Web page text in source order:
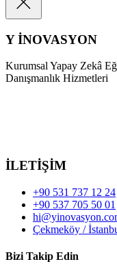
Y İNOVASYON
Kurumsal Yapay Zekâ
Danışmanlık Hizmetleri
İLETİŞİM
+90 531 737 12 24
+90 537 705 50 01
Çekmeköy /
Bizi Takip Edin